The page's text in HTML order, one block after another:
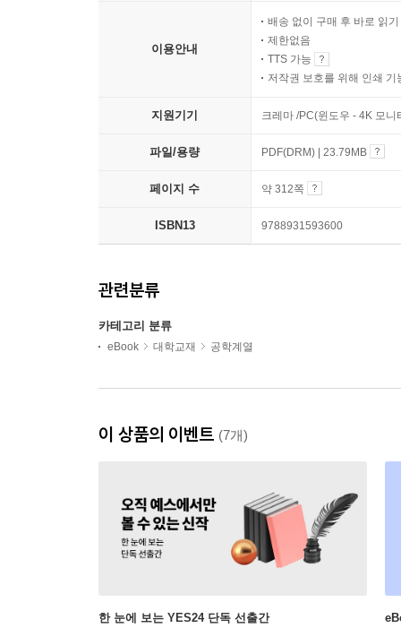
이용안내
배송 없이 구매 후 바로 읽기
제한없음
TTS 가능
저작권 보호를 위해 인쇄 기
지원기기 크레마 /PC(윈도우 - 4K 모
파일/용량 PDF(DRM) | 23.79MB
페이지 수 약 312쪽
ISBN13 9788931593600
관련분류
카테고리 분류
eBook 대학교재 공학계열
이 상품의 이벤트 (7개)
한 눈에 보는 YES24 단독 선출간